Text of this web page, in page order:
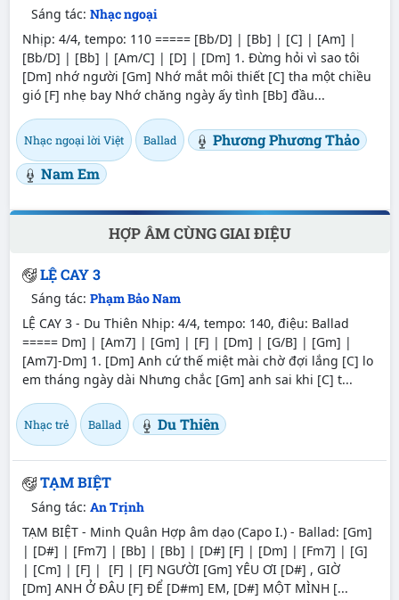
Sáng tác: Nhạc ngoại
Nhịp: 4/4, tempo: 110 ===== [Bb/D] | [Bb] | [C] | [Am] |
[Bb/D] | [Bb] | [Am/C] | [D] | [Dm] 1. Đừng hỏi vì sao tôi
[Dm] nhớ người [Gm] Nhớ mắt môi thiết [C] tha một chiều
gió [F] nhẹ bay Nhớ chăng ngày ấy tình [Bb] đầu...
Nhạc ngoại lời Việt Ballad
Phương Phương Thảo
Nam Em
HỢP ÂM CÙNG GIAI ĐIỆU
LỆ CAY 3
Sáng tác: Phạm Bảo Nam
LỆ CAY 3 - Du Thiên Nhịp: 4/4, tempo: 140, điệu: Ballad
===== Dm] | [Am7] | [Gm] | [F] | [Dm] | [G/B] | [Gm] |
[Am7]-Dm] 1. [Dm] Anh cứ thế miệt mài chờ đợi lắng [C] lo
em tháng ngày dài Nhưng chắc [Gm] anh sai khi [C] t...
Nhạc trẻ Ballad Du Thiên
TẠM BIỆT
Sáng tác: An Trịnh
TẠM BIỆT - Minh Quân Hợp âm dạo (Capo I.) - Ballad: [Gm]
| [D#] | [Fm7] | [Bb] | [Bb] | [D#] [F] | [Dm] | [Fm7] | [G]
| [Cm] | [F] | [F] | [F] NGƯỜI [Gm] YÊU ƠI [D#] , GIỜ
[Dm] ANH Ở ĐÂU [F] ĐỂ [D#m] EM, [D#] MỘT MÌNH [...